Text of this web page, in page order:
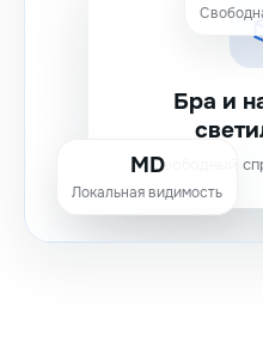
Бра и
Свободный
MD
Локальная видимость